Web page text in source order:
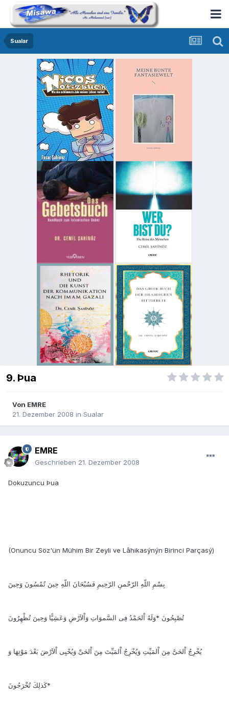
Sualar
9. Þua
Von EMRE
21. Dezember 2008 in Sualar
EMRE
Geschrieben 21. Dezember 2008
Dokuzuncu Þua
(Onuncu Söz'ün Mühim Bir Zeyli ve Lâhikasýnýn Birinci Parçasý)
بِسْمِ اللّهِ الرّحْمنِ الرّحِيمِ فَسُبْحَانَ اللّهِ حِينَ تُمْسُونَ وَحِينَ
تُصْبِحُونَ *وَلَهُ اْلحَمْدُ فِى السَّموَاتِ وَاْلاَرْضِ وَعَشِيًّا وَحِينَ تُظْهِرُونَ
يُخْرِجُ اْلحَىَّ مِنَ اْلمَيِّتِ وَيُخْرِجُ اْلمَيِّتَ مِنَ اْلحَىِّ وَيُحْيِى اْلاَرْضَ بَعْدَ مَوْتِهَا وَ
كَذلِكَ تُخْرَجُونَ*